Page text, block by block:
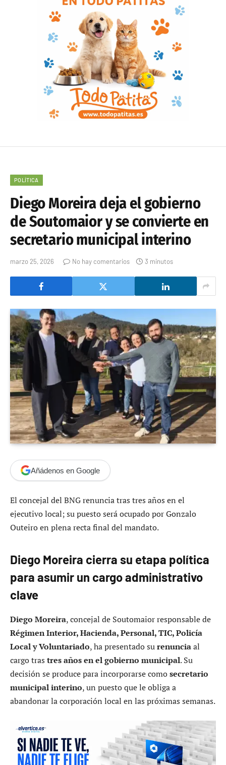
POLÍTICA
Diego Moreira deja el gobierno
de Soutomaior y se convierte en
secretario municipal interino
marzo 25, 2026 No hay comentarios 3 minutos
Añádenos en Google
El concejal del BNG renuncia tras tres años en el
ejecutivo local; su puesto será ocupado por Gonzalo
Outeiro en plena recta final del mandato.
Diego Moreira cierra su etapa política
para asumir un cargo administrativo
clave
Diego Moreira, concejal de Soutomaior responsable de
Régimen Interior, Hacienda, Personal, TIC, Policía
Local y Voluntariado, ha presentado surenunciaal
cargo tras tres años en el gobierno municipal. Su
decisión se produce para incorporarse comosecretario
municipal interino, un puesto que le obliga a
abandonar la corporación local en las próximas semanas.